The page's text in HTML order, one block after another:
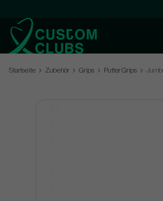
Startseite Zubehör Grips Putter Grips